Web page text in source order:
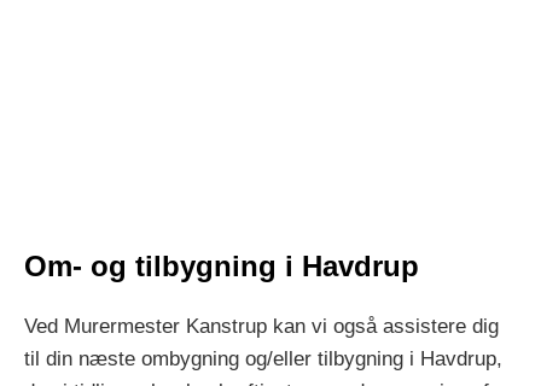
Om- og tilbygning i Havdrup
Ved Murermester Kanstrup kan vi også assistere dig
til din næste ombygning og/eller tilbygning i Havdrup,